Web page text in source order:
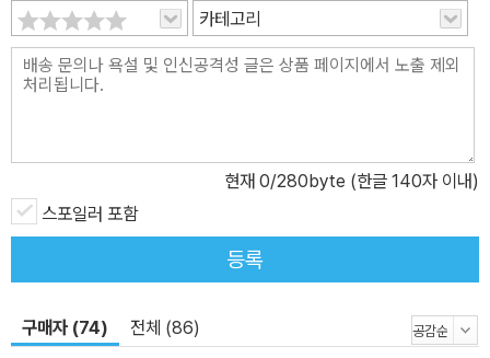
지니고 있으며 때로는 충격적이기도 한 이 소설은 탈레반 세력이 군
림하고 있는 아프가니스탄의 한가운데로 거침없이 우리를 데려가준
다. 성장소설의 모티프와 함께 이 소설에는 아프가니스탄의 역사상
9?11 미국 테러사건 후 오사마 빈 라덴이 이끄는 알 카에다를 소탕하
기 위해 미국이 탈레반 통치하의 아프가니스탄을 공격한 시점까지 진
행된다. 아프가니스탄에 대한 사전지식이 전혀 없는 독자라도 이 소
설을 통해 아프가니스탄과 그 역사에 대해 어느 정도 정보를 얻을 수
아프가니스탄에 고질적으로 존재하고 있는 인종간의 갈등을 그대로
카테고리
현재 0/280byte (한글 140자 이내)
스포일러 포함
등록
구매자 (74) 전체 (86)